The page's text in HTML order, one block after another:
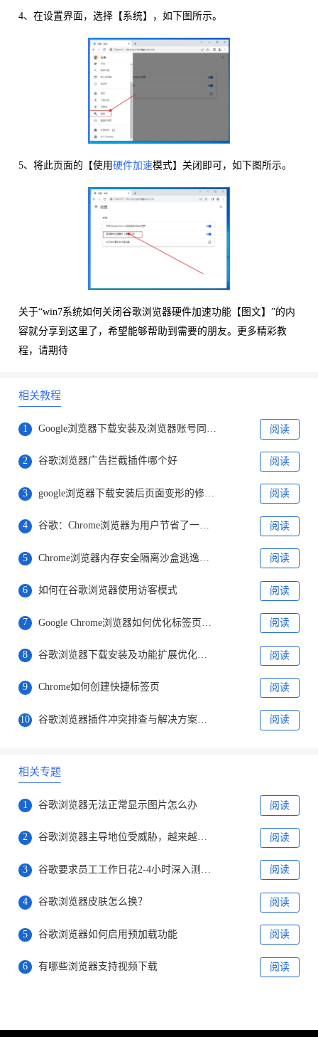
4、在设置界面，选择【系统】，如下图所示。
5、将此页面的【使用硬件加速模式】关闭即可，如下图所示。
关于“win7系统如何关闭谷歌浏览器硬件加速功能【图文】”的内
容就分享到这里了，希望能够帮助到需要的朋友。更多精彩教
程，请期待
相关教程
1 阅读
2 谷歌浏览器广告拦截插件哪个好 阅读
3 google浏览器下载安装后页面变形的修复方案 阅读
4 谷歌：Chrome浏览器为用户节省了一万年等待网页加载的时间 阅读
5 Chrome浏览器内存安全隔离沙盒逃逸防护 阅读
6 如何在谷歌浏览器使用访客模式 阅读
7 阅读
8 谷歌浏览器下载安装及功能扩展优化操作技巧 阅读
9 Chrome如何创建快捷标签页 阅读
10 阅读
相关专题
1 谷歌浏览器无法正常显示图片怎么办 阅读
2 谷歌浏览器主导地位受威胁，越来越多用户选择bing 阅读
3 阅读
4 谷歌浏览器皮肤怎么换？ 阅读
5 谷歌浏览器如何启用预加载功能 阅读
6 有哪些浏览器支持视频下载 阅读